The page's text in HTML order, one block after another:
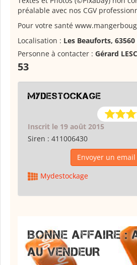
préalable avec nos CGV
Pour votre santé
Localisation : Les Beauforts,
Personne à contacter : Gérard
53
Mydestockage
Inscrit le 19 août 2015
Siren : 411006430
Envoyer un
Mydestockage
BONNE AFFAIRE :
AU VENDEUR